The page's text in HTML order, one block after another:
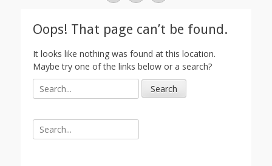
Oops! That page can’t be found.
It looks like nothing was found at this location.
Maybe try one of the links below or a search?
e
r
c
Search
for: